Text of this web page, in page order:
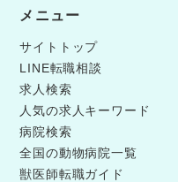
メニュー
サイトトップ
LINE転職相談
求人検索
人気の求人キーワード
病院検索
全国の動物病院一覧
獣医師転職ガイド